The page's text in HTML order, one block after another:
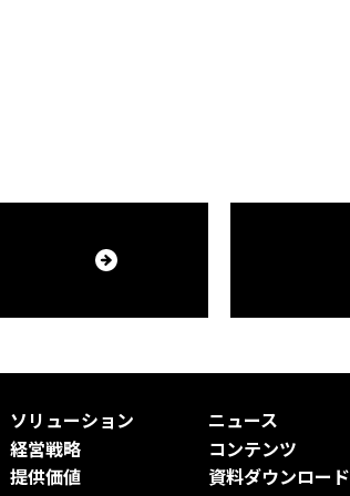
ソリューション
経営戦略
提供価値
ニュース
コンテンツ
資料ダウンロード